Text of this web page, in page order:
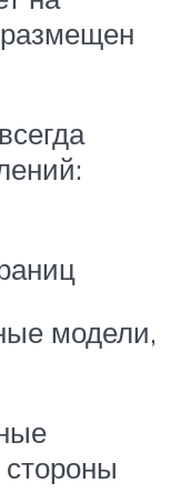
модели,